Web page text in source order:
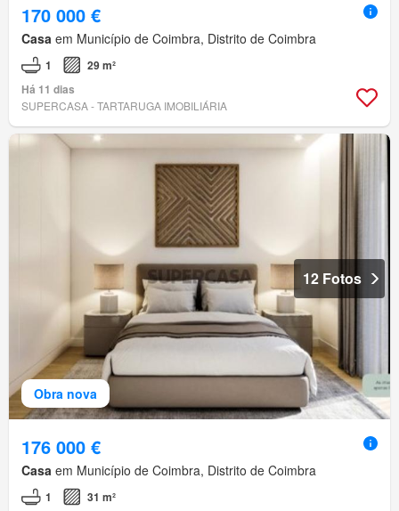
170 000 €
Casa em Município de Coimbra, Distrito de Coimbra
1
29 m²
Há 11 dias
SUPERCASA - TARTARUGA IMOBILIÁRIA
Obra nova
12 Fotos
176 000 €
Casa em Município de Coimbra, Distrito de Coimbra
1 31 m²